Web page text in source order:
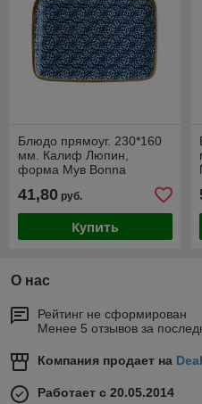
Блюдо прямоуг. 230*160
мм. Калиф Люпин,
форма Мув Bonna
41,80 руб.
Купить
О нас
Рейтинг не сформирован
Менее 5 отзывов за
Компания продает на
Работает с 20.05.2014